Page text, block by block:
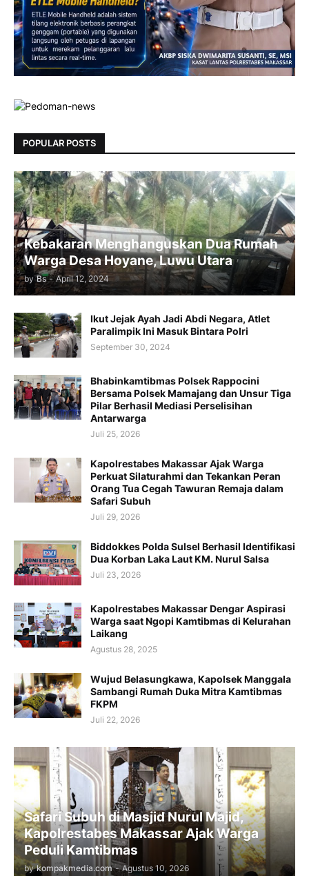
POPULAR POSTS
Kebakaran Menghanguskan Dua Rumah
Warga Desa Hoyane, Luwu Utara
by Bs - April 12, 2024
Ikut Jejak Ayah Jadi Abdi Negara, Atlet
Paralimpik Ini Masuk Bintara Polri
September 30, 2024
Bhabinkamtibmas Polsek Rappocini
Bersama Polsek Mamajang dan Unsur Tiga
Pilar Berhasil Mediasi Perselisihan
Antarwarga
Juli 25, 2026
Kapolrestabes Makassar Ajak Warga
Perkuat Silaturahmi dan Tekankan Peran
Orang Tua Cegah Tawuran Remaja dalam
Safari Subuh
Juli 29, 2026
Biddokkes Polda Sulsel Berhasil Identifikasi
Dua Korban Laka Laut KM. Nurul Salsa
Juli 23, 2026
Kapolrestabes Makassar Dengar Aspirasi
Warga saat Ngopi Kamtibmas di Kelurahan
Laikang
Agustus 28, 2025
Wujud Belasungkawa, Kapolsek Manggala
Sambangi Rumah Duka Mitra Kamtibmas
FKPM
Juli 22, 2026
Safari Subuh di Masjid Nurul Majid,
Kapolrestabes Makassar Ajak Warga
Peduli Kamtibmas
by kompakmedia.com - Agustus 10, 2026